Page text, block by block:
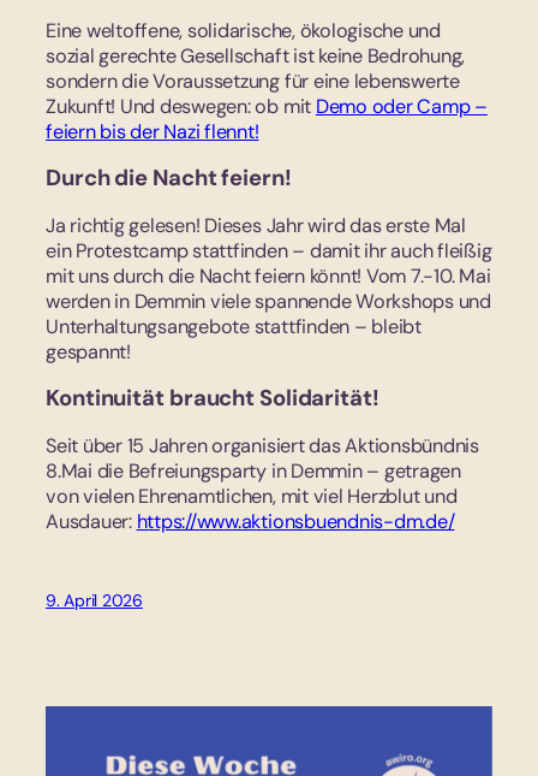
Eine weltoffene, solidarische, ökologische und
sozial gerechte Gesellschaft ist keine Bedrohung,
sondern die Voraussetzung für eine lebenswerte
Zukunft! Und deswegen: ob mit Demo oder Camp –
feiern bis der Nazi flennt!
Durch die Nacht feiern!
Ja richtig gelesen! Dieses Jahr wird das erste Mal
ein Protestcamp stattfinden – damit ihr auch fleißig
mit uns durch die Nacht feiern könnt! Vom 7.-10. Mai
werden in Demmin viele spannende Workshops und
Unterhaltungsangebote stattfinden – bleibt
gespannt!
Kontinuität braucht Solidarität!
Seit über 15 Jahren organisiert das Aktionsbündnis
8.Mai die Befreiungsparty in Demmin – getragen
von vielen Ehrenamtlichen, mit viel Herzblut und
Ausdauer: https://www.aktionsbuendnis-dm.de/
9. April 2026